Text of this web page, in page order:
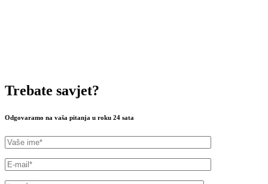
Trebate savjet?
Odgovaramo na vaša pitanja u roku 24 sata